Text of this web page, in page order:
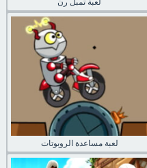
لعبة تمبل رن
لعبة مساعدة الروبوتات